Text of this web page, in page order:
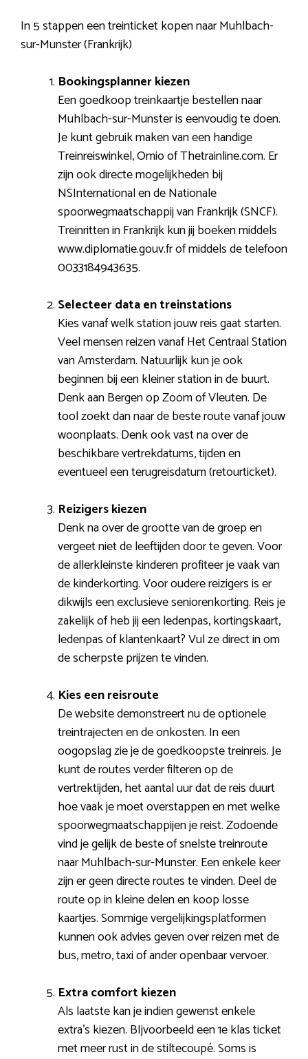
In 5 stappen een treinticket kopen naar Muhlbach-
sur-Munster (Frankrijk)
Bookingsplanner kiezen
Een goedkoop treinkaartje bestellen naar
Muhlbach-sur-Munster is eenvoudig te doen.
Je kunt gebruik maken van een handige
Treinreiswinkel, Omio of Thetrainline.com. Er
zijn ook directe mogelijkheden bij
NSInternational en de Nationale
spoorwegmaatschappij van Frankrijk (SNCF).
Treinritten in Frankrijk kun jij boeken middels
www.diplomatie.gouv.fr of middels de telefoon
0033184943635.
Selecteer data en treinstations
Kies vanaf welk station jouw reis gaat starten.
Veel mensen reizen vanaf Het Centraal Station
van Amsterdam. Natuurlijk kun je ook
beginnen bij een kleiner station in de buurt.
Denk aan Bergen op Zoom of Vleuten. De
tool zoekt dan naar de beste route vanaf jouw
woonplaats. Denk ook vast na over de
beschikbare vertrekdatums, tijden en
eventueel een terugreisdatum (retourticket).
Reizigers kiezen
Denk na over de grootte van de groep en
vergeet niet de leeftijden door te geven. Voor
de allerkleinste kinderen profiteer je vaak van
de kinderkorting. Voor oudere reizigers is er
dikwijls een exclusieve seniorenkorting. Reis je
zakelijk of heb jij een ledenpas, kortingskaart,
ledenpas of klantenkaart? Vul ze direct in om
de scherpste prijzen te vinden.
Kies een reisroute
De website demonstreert nu de optionele
treintrajecten en de onkosten. In een
oogopslag zie je de goedkoopste treinreis. Je
kunt de routes verder filteren op de
vertrektijden, het aantal uur dat de reis duurt
hoe vaak je moet overstappen en met welke
spoorwegmaatschappijen je reist. Zodoende
vind je gelijk de beste of snelste treinroute
naar Muhlbach-sur-Munster. Een enkele keer
zijn er geen directe routes te vinden. Deel de
route op in kleine delen en koop losse
kaartjes. Sommige vergelijkingsplatformen
kunnen ook advies geven over reizen met de
bus, metro, taxi of ander openbaar vervoer.
Extra comfort kiezen
Als laatste kan je indien gewenst enkele
extra’s kiezen. BIjvoorbeeld een 1e klas ticket
met meer rust in de stiltecoupé. Soms is